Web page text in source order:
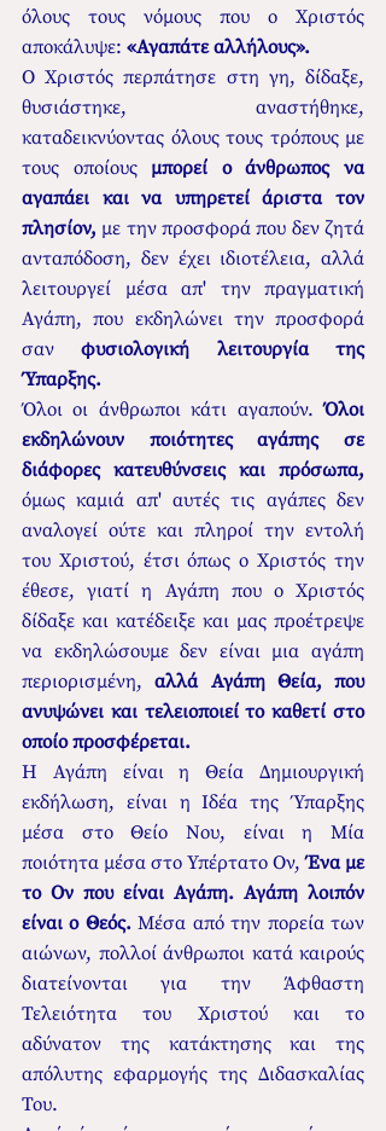
όλους τους νόμους που ο Χριστός
αποκάλυψε: «Αγαπάτε αλλήλους».
Ο Χριστός περπάτησε στη γη, δίδαξε,
θυσιάστηκε, αναστήθηκε,
καταδεικνύοντας όλους τους τρόπους με
τους οποίους μπορεί ο άνθρωπος να
αγαπάει και να υπηρετεί άριστα τον
πλησίον, με την προσφορά που δεν ζητά
ανταπόδοση, δεν έχει ιδιοτέλεια, αλλά
λειτουργεί μέσα απ' την πραγματική
Αγάπη, που εκδηλώνει την προσφορά
σαν φυσιολογική λειτουργία της
Ύπαρξης.
Όλοι οι άνθρωποι κάτι αγαπούν. Όλοι
εκδηλώνουν ποιότητες αγάπης σε
διάφορες κατευθύνσεις και πρόσωπα,
όμως καμιά απ' αυτές τις αγάπες δεν
αναλογεί ούτε και πληροί την εντολή
του Χριστού, έτσι όπως ο Χριστός την
έθεσε, γιατί η Αγάπη που ο Χριστός
δίδαξε και κατέδειξε και μας προέτρεψε
να εκδηλώσουμε δεν είναι μια αγάπη
περιορισμένη, αλλά Αγάπη Θεία, που
ανυψώνει και τελειοποιεί το καθετί στο
οποίο προσφέρεται.
Η Αγάπη είναι η Θεία Δημιουργική
εκδήλωση, είναι η Ιδέα της Ύπαρξης
μέσα στο Θείο Νου, είναι η Μία
ποιότητα μέσα στο Υπέρτατο Ον, Ένα με
το Ον που είναι Αγάπη. Αγάπη λοιπόν
είναι ο Θεός. Μέσα από την πορεία των
αιώνων, πολλοί άνθρωποι κατά καιρούς
διατείνονται για την Άφθαστη
Τελειότητα του Χριστού και το
αδύνατον της κατάκτησης και της
απόλυτης εφαρμογής της Διδασκαλίας
Του.